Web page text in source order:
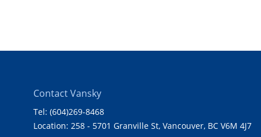
Contact Vansky
Tel: (604)269-8468
Location: 258 - 5701 Granville St, Vancouver, BC V6M 4J7